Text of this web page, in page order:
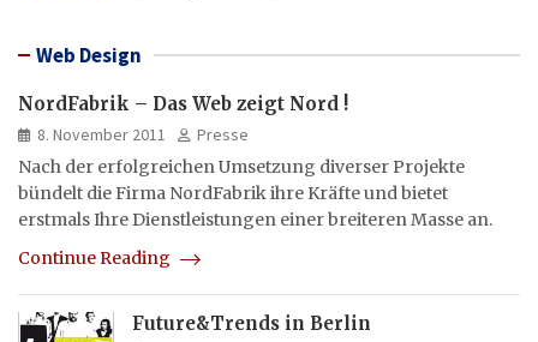
Web Design
NordFabrik – Das Web zeigt Nord !
8. November 2011
Presse
Nach der erfolgreichen Umsetzung diverser Projekte
bündelt die Firma NordFabrik ihre Kräfte und bietet
erstmals Ihre Dienstleistungen einer breiteren Masse an.
Continue Reading
Future&Trends in Berlin